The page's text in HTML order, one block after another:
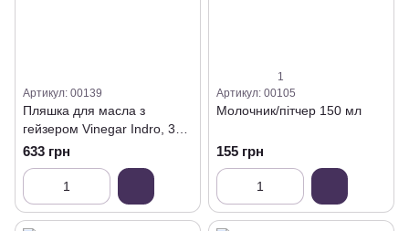
Артикул: 00139
Пляшка для масла з
гейзером Vinegar Indro, 355
мл (2 шт/уп)
633 грн
1
Артикул: 00105
Молочник/пітчер 150 мл
155 грн